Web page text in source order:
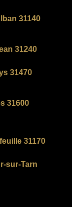
31140
31240
31470
31600
31170
sur-Tarn